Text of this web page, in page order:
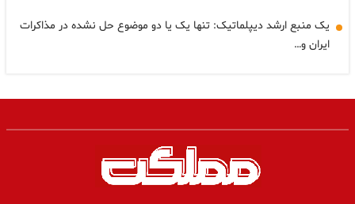
یک منبع ارشد دیپلماتیک: تنها یک یا دو موضوع حل نشده در مذاکرات
ایران و…